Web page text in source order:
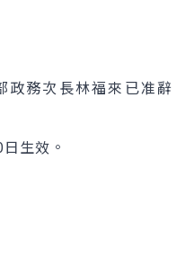
政務次長林福來已准辭
生效。